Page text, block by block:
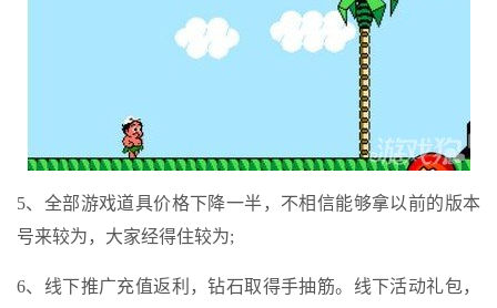
5、全部游戏道具价格下降一半，不相信能够拿以前的版本
号来较为，大家经得住较为;
6、线下推广充值返利，钻石取得手抽筋。线下活动礼包，